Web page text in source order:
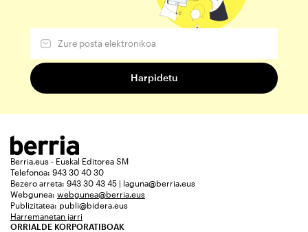
Berria.eus - Euskal Editorea SM
Telefonoa: 943 30 40 30
Bezero arreta: 943 30 43 45 | laguna@berria.eus
Webgunea: webgunea@berria.eus
Publizitatea: publi@bidera.eus
Harremanetan jarri
ORRIALDE KORPORATIBOAK